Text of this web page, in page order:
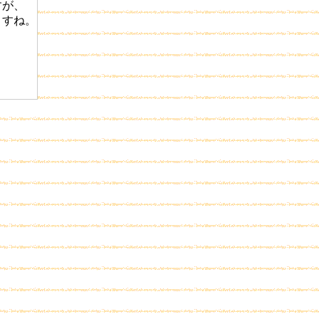
、
ね。